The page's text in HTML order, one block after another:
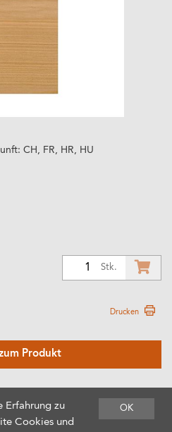
CH, FR, HR, HU
Stk.
Drucken
Produkt
OK
Erfahrung zu
Cookies und